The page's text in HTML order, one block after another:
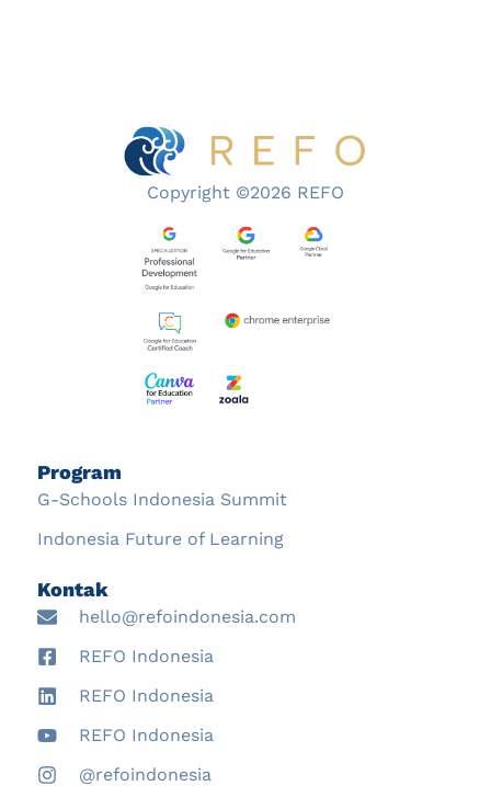
Copyright ©2026 REFO
Program
G-Schools Indonesia Summit
Indonesia Future of Learning
Kontak
hello@refoindonesia.com
REFO Indonesia
REFO Indonesia
REFO Indonesia
@refoindonesia